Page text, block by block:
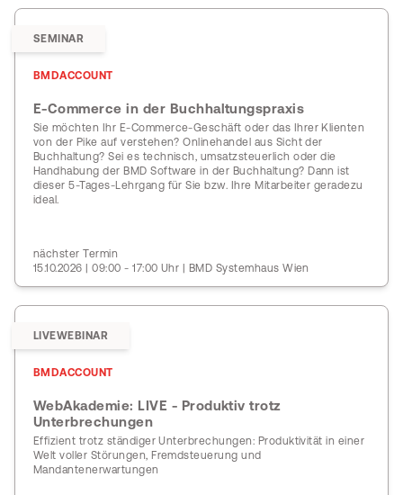
SEMINAR
BMDACCOUNT
E-Commerce in der Buchhaltungspraxis
Sie möchten Ihr E-Commerce-Geschäft oder das Ihrer Klienten
von der Pike auf verstehen? Onlinehandel aus Sicht der
Buchhaltung? Sei es technisch, umsatzsteuerlich oder die
Handhabung der BMD Software in der Buchhaltung? Dann ist
dieser 5-Tages-Lehrgang für Sie bzw. Ihre Mitarbeiter geradezu
ideal.
nächster Termin
15.10.2026 | 09:00 - 17:00 Uhr | BMD Systemhaus Wien
LIVEWEBINAR
BMDACCOUNT
WebAkademie: LIVE - Produktiv trotz
Unterbrechungen
Effizient trotz ständiger Unterbrechungen: Produktivität in einer
Welt voller Störungen, Fremdsteuerung und
Mandantenerwartungen